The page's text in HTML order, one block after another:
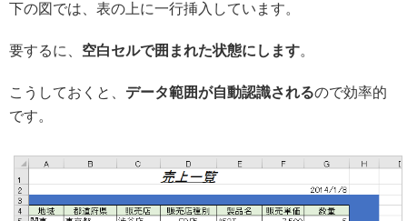
下の図では、表の上に一行挿入しています。
要するに、 空白セルで囲まれた状態にします。
こうしておくと、 データ範囲が自動認識されるので効率的
です。